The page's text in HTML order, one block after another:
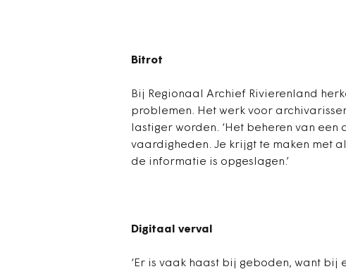
Bitrot
Bij Regionaal Archief Rivierenland
problemen. Het werk voor
lastiger worden. ‘Het beheren van
vaardigheden. Je krijgt te maken met
de informatie is opgeslagen.’
Digitaal verval
‘Er is vaak haast bij geboden, want